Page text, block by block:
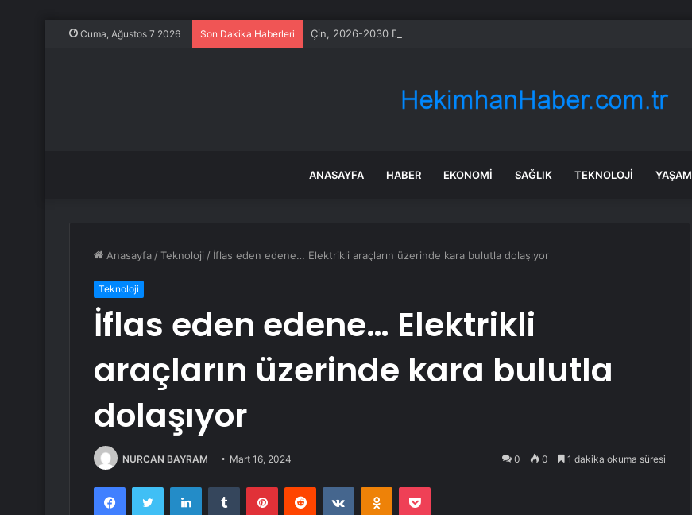
Cuma, Ağustos 7 2026 Son Dakika Haberleri Çin, 2026-2030 Döneminde İleri Teknoloji Ekipman İthalatını Artıracak
ANASAYFA HABER EKONOMI SAĞLIK TEKNOLOJI YAŞAM
Anasayfa /Teknoloji / İflas eden edene… Elektrikli araçların üzerinde kara bulutla dolaşıyor
Teknoloji
İflas eden edene… Elektrikli
araçların üzerinde kara bulutla
dolaşıyor
NURCAN BAYRAM Mart 16, 2024 0 0 1 dakika okuma süresi
FacebookTwitter LinkedInTumblr PinterestReddit VKontakteOdnoklassniki
Pocket